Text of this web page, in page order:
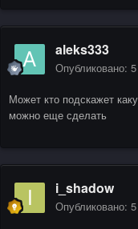
aleks333
Опубликовано:
Может кто подскажет
можно еще сделать
i_shadow
Опубликовано: